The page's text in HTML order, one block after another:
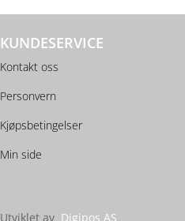
KUNDESERVICE
Kontakt oss
Personvern
Kjøpsbetingelser
Min side
Utviklet av Digipos AS